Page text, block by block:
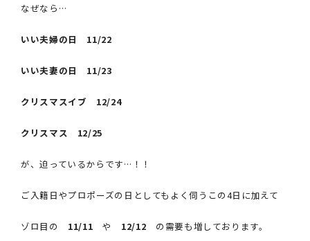
なぜなら…
いい夫婦の日 11/22
いい夫妻の日 11/23
クリスマスイブ 12/24
クリスマス 12/25
が、迫っているからです…！！
ご入籍日やプロポーズの日としてもよく伺うこの4日に加えて
ゾロ目の 11/11 や 12/12 の需要も増しております。